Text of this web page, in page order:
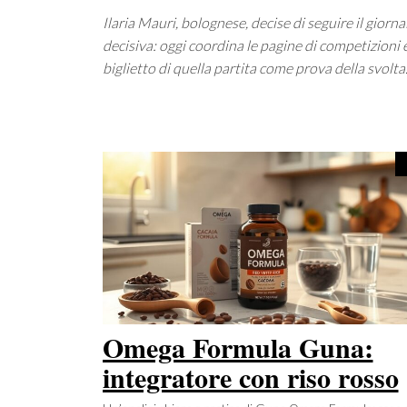
Ilaria Mauri, bolognese, decise di seguire il
decisiva: oggi coordina le pagine di
biglietto di quella partita come prova della svolta.
Omega Formula Guna:
integratore con riso rosso